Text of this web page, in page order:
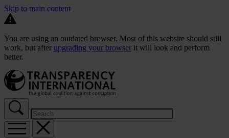
Skip to main content
You are using an outdated browser. Most of this website should still
work, but after upgrading your browser it will look and perform
better.